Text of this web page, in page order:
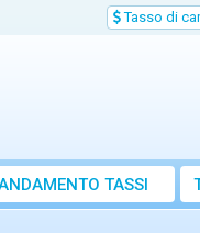
Tasso di
TASSI